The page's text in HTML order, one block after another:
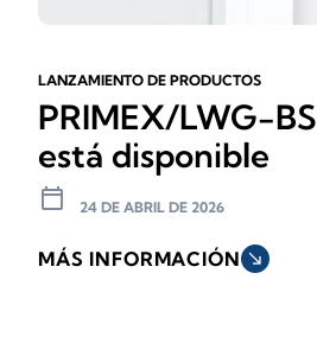
LANZAMIENTO DE PRODUCTOS
PRIMEX/LWG-BS
está disponible
calendar_today 24 DE ABRIL DE 2026
MÁS INFORMACIÓN south_east